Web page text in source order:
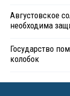
Августовское
необходима
Государство
колобок